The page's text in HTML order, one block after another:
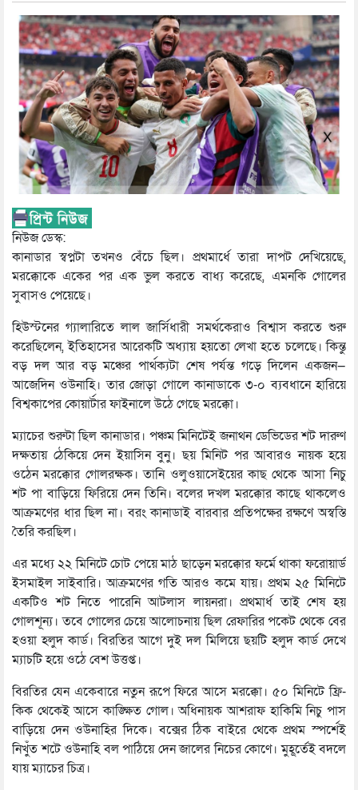
নিউজ ডেস্ক:
কানাডার স্বপ্নটা তখনও বেঁচে ছিল। প্রথমার্ধে তারা দাপট দেখিয়েছে,
মরক্কোকে একের পর এক ভুল করতে বাধ্য করেছে, এমনকি গোলের
সুবাসও পেয়েছে।
হিউস্টনের গ্যালারিতে লাল জার্সিধারী সমর্থকেরাও বিশ্বাস করতে শুরু
করেছিলেন, ইতিহাসের আরেকটি অধ্যায় হয়তো লেখা হতে চলেছে। কিন্তু
বড় দল আর বড় মঞ্চের পার্থক্যটা শেষ পর্যন্ত গড়ে দিলেন একজন—
আজেদিন ওউনাহি। তার জোড়া গোলে কানাডাকে ৩-০ ব্যবধানে হারিয়ে
বিশ্বকাপের কোয়ার্টার ফাইনালে উঠে গেছে মরক্কো।
ম্যাচের শুরুটা ছিল কানাডার। পঞ্চম মিনিটেই জনাথন ডেভিডের শট দারুণ
দক্ষতায় ঠেকিয়ে দেন ইয়াসিন বুনু। ছয় মিনিট পর আবারও নায়ক হয়ে
ওঠেন মরক্কোর গোলরক্ষক। তানি ওলুওয়াসেইয়ের কাছ থেকে আসা নিচু
শট পা বাড়িয়ে ফিরিয়ে দেন তিনি। বলের দখল মরক্কোর কাছে থাকলেও
আক্রমণের ধার ছিল না। বরং কানাডাই বারবার প্রতিপক্ষের রক্ষণে অস্বস্তি
তৈরি করছিল।
এর মধ্যে ২২ মিনিটে চোট পেয়ে মাঠ ছাড়েন মরক্কোর ফর্মে থাকা ফরোয়ার্ড
ইসমাইল সাইবারি। আক্রমণের গতি আরও কমে যায়। প্রথম ২৫ মিনিটে
একটিও শট নিতে পারেনি আটলাস লায়নরা। প্রথমার্ধ তাই শেষ হয়
গোলশূন্য। তবে গোলের চেয়ে আলোচনায় ছিল রেফারির পকেট থেকে বের
হওয়া হলুদ কার্ড। বিরতির আগে দুই দল মিলিয়ে ছয়টি হলুদ কার্ড দেখে
ম্যাচটি হয়ে ওঠে বেশ উত্তপ্ত।
বিরতির যেন একেবারে নতুন রূপে ফিরে আসে মরক্কো। ৫০ মিনিটে ফ্রি-
কিক থেকেই আসে কাঙ্ক্ষিত গোল। অধিনায়ক আশরাফ হাকিমি নিচু পাস
বাড়িয়ে দেন ওউনাহির দিকে। বক্সের ঠিক বাইরে থেকে প্রথম স্পর্শেই
নিখুঁত শটে ওউনাহি বল পাঠিয়ে দেন জালের নিচের কোণে। মুহূর্তেই বদলে
যায় ম্যাচের চিত্র।